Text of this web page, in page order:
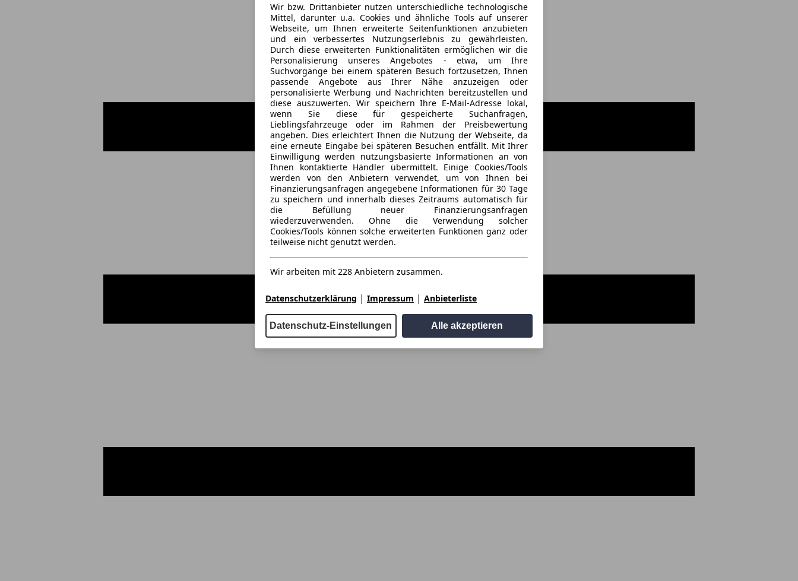
Wir bzw. Drittanbieter nutzen unterschiedliche technologische
Mittel, darunter u.a. Cookies und ähnliche Tools auf unserer
Webseite, um Ihnen erweiterte Seitenfunktionen anzubieten
und ein verbessertes Nutzungserlebnis zu gewährleisten.
Durch diese erweiterten Funktionalitäten ermöglichen wir die
Personalisierung unseres Angebotes - etwa, um Ihre
Suchvorgänge bei einem späteren Besuch fortzusetzen, Ihnen
passende Angebote aus Ihrer Nähe anzuzeigen oder
personalisierte Werbung und Nachrichten bereitzustellen und
diese auszuwerten. Wir speichern Ihre E-Mail-Adresse lokal,
wenn Sie diese für gespeicherte Suchanfragen,
Lieblingsfahrzeuge oder im Rahmen der Preisbewertung
angeben. Dies erleichtert Ihnen die Nutzung der Webseite, da
eine erneute Eingabe bei späteren Besuchen entfällt. Mit Ihrer
Einwilligung werden nutzungsbasierte Informationen an von
Ihnen kontaktierte Händler übermittelt. Einige Cookies/Tools
werden von den Anbietern verwendet, um von Ihnen bei
Finanzierungsanfragen angegebene Informationen für 30 Tage
zu speichern und innerhalb dieses Zeitraums automatisch für
die Befüllung neuer Finanzierungsanfragen
wiederzuverwenden. Ohne die Verwendung solcher
Cookies/Tools können solche erweiterten Funktionen ganz oder
teilweise nicht genutzt werden.
Wir arbeiten mit 228 Anbietern zusammen.
Datenschutzerklärung | Impressum | Anbieterliste
Datenschutz-Einstellungen Alle akzeptieren